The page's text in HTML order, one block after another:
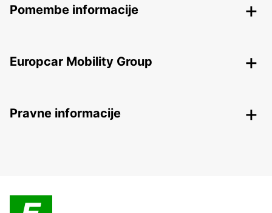
Pomembe informacije
Europcar Mobility Group
Pravne informacije